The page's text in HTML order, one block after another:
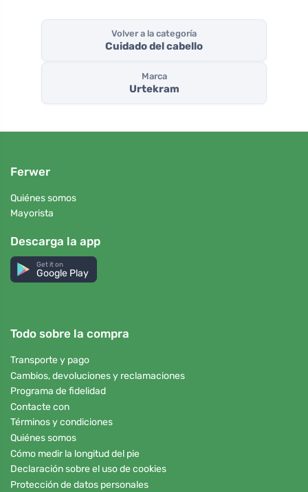
Volver a la categoría
Cuidado del cabello
Marca
Urtekram
Ferwer
Quiénes somos
Mayorista
Descarga la app
Get it on
Google Play
Todo sobre la compra
Transporte y pago
Cambios, devoluciones y reclamaciones
Programa de fidelidad
Contacte con
Términos y condiciones
Quiénes somos
Cómo medir la longitud del pie
Declaración sobre el uso de cookies
Protección de datos personales